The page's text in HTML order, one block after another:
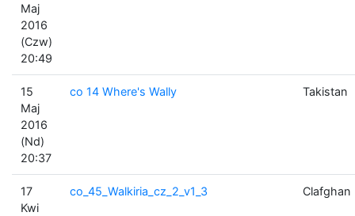
Maj
2016
(Czw)
20:49
15
Maj
2016
(Nd)
20:37
co 14 Where's Wally Takistan
17
Kwi
co_45_Walkiria_cz_2_v1_3 Clafghan